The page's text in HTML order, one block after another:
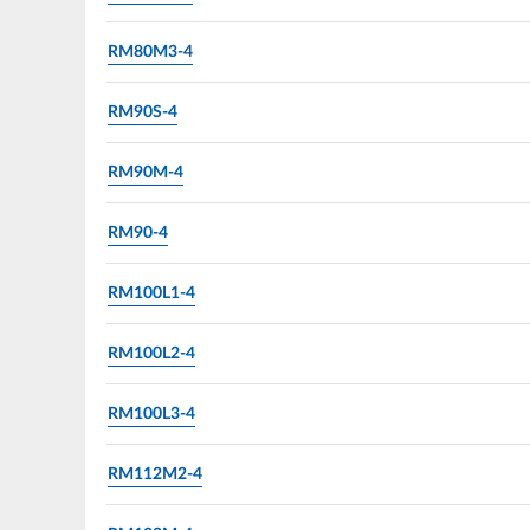
RM80M3-4
RM90S-4
RM90M-4
RM90-4
RM100L1-4
RM100L2-4
RM100L3-4
RM112M2-4